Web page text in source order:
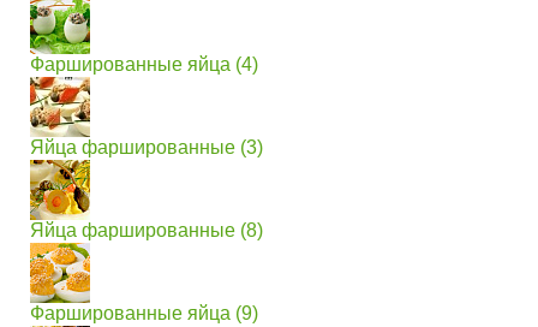
Фаршированные яйца (4)
Яйца фаршированные (3)
Яйца фаршированные (8)
Фаршированные яйца (9)